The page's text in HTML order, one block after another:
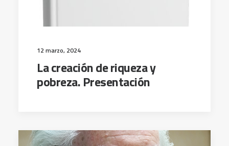
12 marzo, 2024
La creación de riqueza y
pobreza. Presentación